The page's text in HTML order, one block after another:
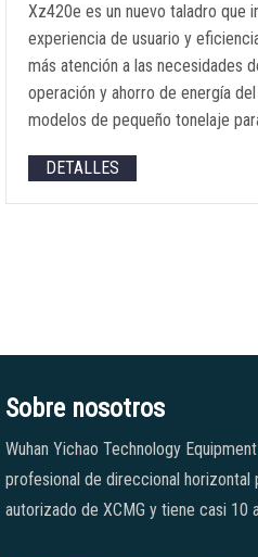
Xz420e es un nuevo taladro que
experiencia de usuario y
más atención a las necesidades
operación y ahorro de energía
modelos de pequeño tonelaje
DETALLES
Sobre nosotros
Wuhan Yichao Technology
profesional de direccional
autorizado de XCMG y tiene casi 10